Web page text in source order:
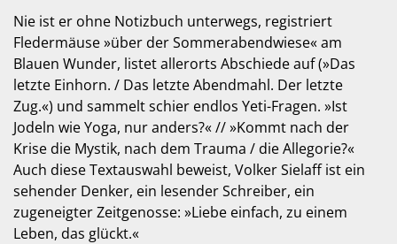
Nie ist er ohne Notizbuch unterwegs, registriert
Fledermäuse »über der Sommerabendwiese« am
Blauen Wunder, listet allerorts Abschiede auf (»Das
letzte Einhorn. / Das letzte Abendmahl. Der letzte
Zug.«) und sammelt schier endlos Yeti-Fragen. »Ist
Jodeln wie Yoga, nur anders?« // »Kommt nach der
Krise die Mystik, nach dem Trauma / die Allegorie?«
Auch diese Textauswahl beweist, Volker Sielaff ist ein
sehender Denker, ein lesender Schreiber, ein
zugeneigter Zeitgenosse: »Liebe einfach, zu einem
Leben, das glückt.«